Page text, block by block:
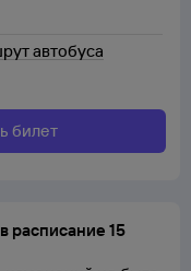
автобуса
билет
расписание 15